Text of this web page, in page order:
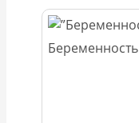
Беременность